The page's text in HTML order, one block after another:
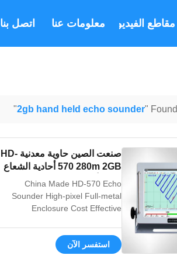
مقاطع الفيديو معلومات عنا اتصل بنا
Found
2gb hand held echo sounder
"
صنعت الصين حاوية معدنية HD-
570 280m 2GB أحادية الشعاع
صدى أسلم حاوية معدنية كاملة
عالية البكسل فعالة من حيث
التكلفة
China Made HD-570 Echo
Sounder High-pixel Full-metal
Enclosure Cost Effective
complete version of Win7 system
استفسر الآن